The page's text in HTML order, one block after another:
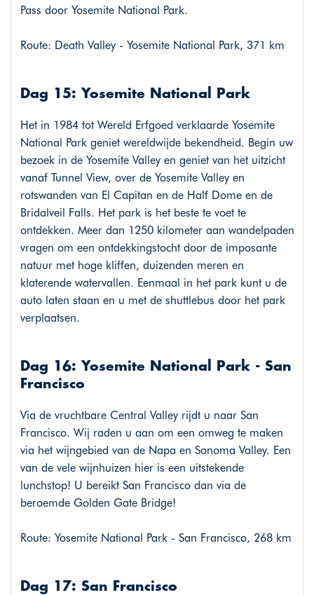
Pass door Yosemite National Park.
Route: Death Valley - Yosemite National Park, 371 km
Dag 15: Yosemite National Park
Het in 1984 tot Wereld Erfgoed verklaarde Yosemite
National Park geniet wereldwijde bekendheid. Begin uw
bezoek in de Yosemite Valley en geniet van het uitzicht
vanaf Tunnel View, over de Yosemite Valley en
rotswanden van El Capitan en de Half Dome en de
Bridalveil Falls. Het park is het beste te voet te
ontdekken. Meer dan 1250 kilometer aan wandelpaden
vragen om een ontdekkingstocht door de imposante
natuur met hoge kliffen, duizenden meren en
klaterende watervallen. Eenmaal in het park kunt u de
auto laten staan en u met de shuttlebus door het park
verplaatsen.
Dag 16: Yosemite National Park - San
Francisco
Via de vruchtbare Central Valley rijdt u naar San
Francisco. Wij raden u aan om een omweg te maken
via het wijngebied van de Napa en Sonoma Valley. Een
van de vele wijnhuizen hier is een uitstekende
lunchstop! U bereikt San Francisco dan via de
beroemde Golden Gate Bridge!
Route: Yosemite National Park - San Francisco, 268 km
Dag 17: San Francisco